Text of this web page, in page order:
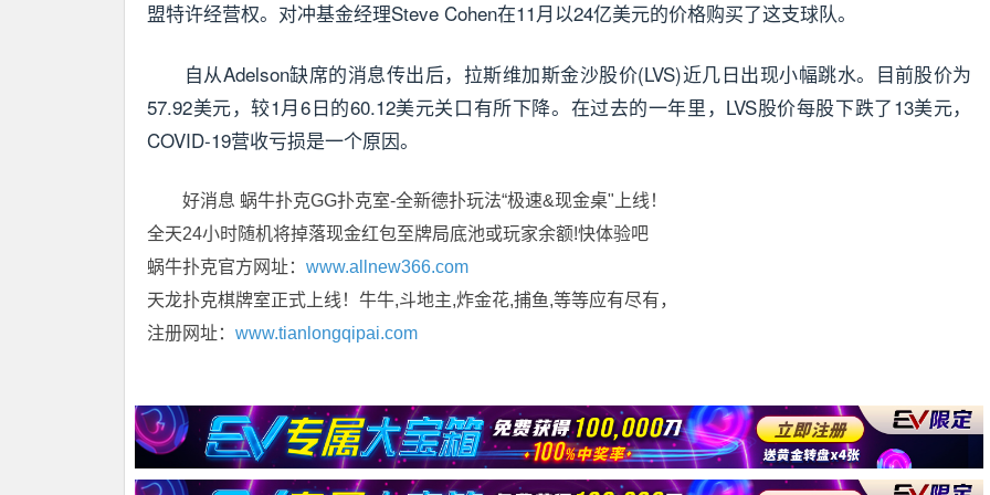
盟特许经营权。对冲基金经理Steve Cohen在11月以24亿美元的价格购买了这支球队。
自从Adelson缺席的消息传出后，拉斯维加斯金沙股价(LVS)近几日出现小幅跳水。目前股价为
57.92美元，较1月6日的60.12美元关口有所下降。在过去的一年里，LVS股价每股下跌了13美元，
COVID-19营收亏损是一个原因。
好消息 蜗牛扑克GG扑克室-全新德扑玩法“极速&现金桌"上线！
全天24小时随机将掉落现金红包至牌局底池或玩家余额!快体验吧
蜗牛扑克官方网址： www.allnew366.com
天龙扑克棋牌室正式上线！牛牛,斗地主,炸金花,捕鱼,等等应有尽有，
注册网址： www.tianlongqipai.com